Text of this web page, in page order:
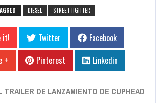
DIESEL STREET FIGHTER
it! Twitter
Facebook
+
Pinterest Linkedin
TRAILER DE LANZAMIENTO DE CUPHEAD